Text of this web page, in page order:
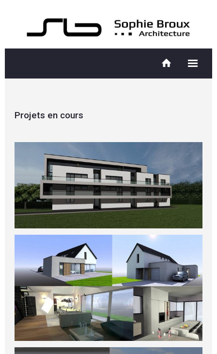
Projets en cours